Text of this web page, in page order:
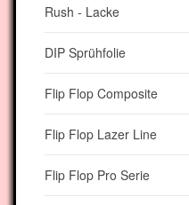
Rush - Lacke
DIP Sprühfolie
Flip Flop Composite
Flip Flop Lazer Line
Flip Flop Pro Serie